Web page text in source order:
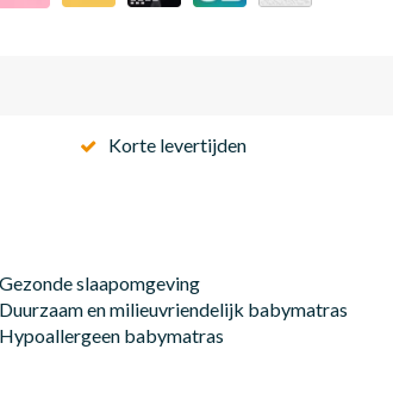
Korte levertijden
Gezonde slaapomgeving
Duurzaam en milieuvriendelijk babymatras
Hypoallergeen babymatras